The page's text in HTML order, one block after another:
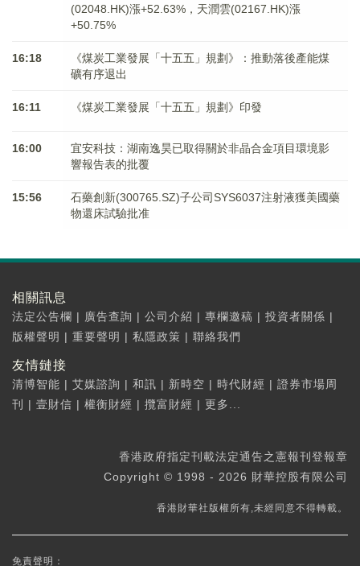
(02048.HK)漲+52.63%，天潤雲(02167.HK)漲
+50.75%
16:18
《煤炭工業發展「十五五」規劃》：推動落後產能煤
礦有序退出
16:11 《煤炭工業發展「十五五」規劃》印發
16:00
宜安科技：湖南逸昊已取得關於非晶合金項目環境影
響報告表的批覆
15:56
石藥創新(300765.SZ)子公司SYS6037注射液獲美國藥
物還床試驗批准
相關訊息
法定公告欄 | 廣告查詢 | 公司介紹 | 專欄邀稿 | 投資者關係 |
版權聲明 | 重要聲明 | 私隱政策 | 聯絡我們
友情鏈接
清博智能 | 艾媒諮詢 | 和訊 | 新時空 | 時代財經 | 證券市場周
刊
| 壹財信 | 權衡財經 | 攬富財經 | 更多...
香港政府指定刊載法定通告之憲報刊登報章
Copyright © 1998 - 2026 財華控股有限公司
香港財華社版權所有,未經同意不得轉載。
免責聲明：